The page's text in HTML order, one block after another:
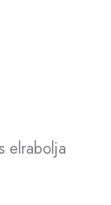
elrabolja